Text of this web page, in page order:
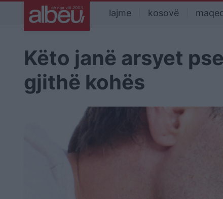
lajme kosovë
Këto janë arsyet
gjithë kohës